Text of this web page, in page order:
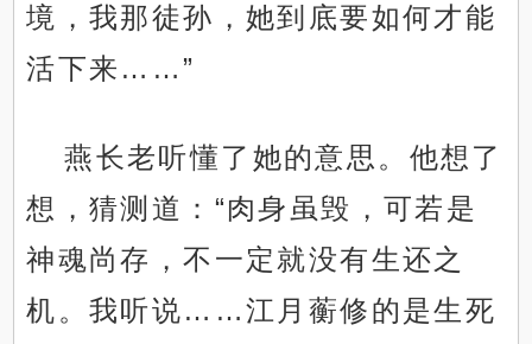
境，我那徒孙，她到底要如何才能
活下来……”
燕长老听懂了她的意思。他想了
想，猜测道：“肉身虽毁，可若是
神魂尚存，不一定就没有生还之
机。我听说……江月蘅修的是生死